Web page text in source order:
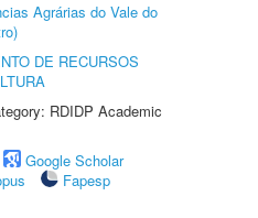
Agrárias do Vale do
DE RECURSOS
RDIDP Academic
Google Scholar
Fapesp